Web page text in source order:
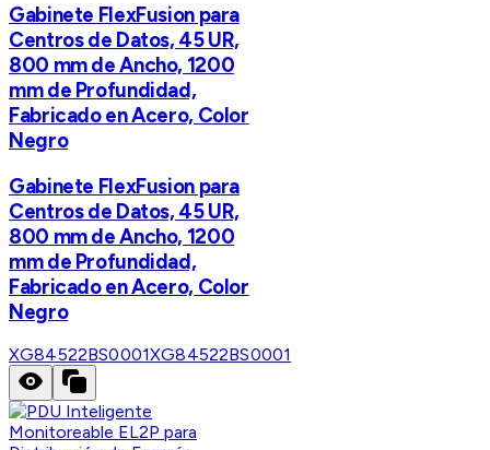
Gabinete FlexFusion para
Centros de Datos, 45 UR,
800 mm de Ancho, 1200
mm de Profundidad,
Fabricado en Acero, Color
Negro
Gabinete FlexFusion para
Centros de Datos, 45 UR,
800 mm de Ancho, 1200
mm de Profundidad,
Fabricado en Acero, Color
Negro
XG84522BS0001XG84522BS0001